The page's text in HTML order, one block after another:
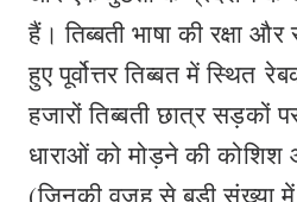
हैं। तिब्बती भाषा की रक्षा
हुए पूर्वोत्तर तिब्बत में स्थित
हजारों तिब्बती छात्र सड़कों
धाराओं को मोड़ने की
(जिनकी वजह से बड़ी संख्या में